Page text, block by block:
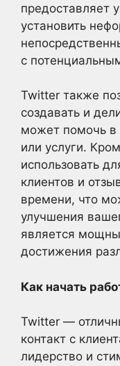
предоставляет
установить
с
Twitter также
создавать и
может помочь в
или услуги.
использовать
клиентов и
времени, что
улучшения
является
достижения
Как начать
Twitter —
контакт с
лидерство и